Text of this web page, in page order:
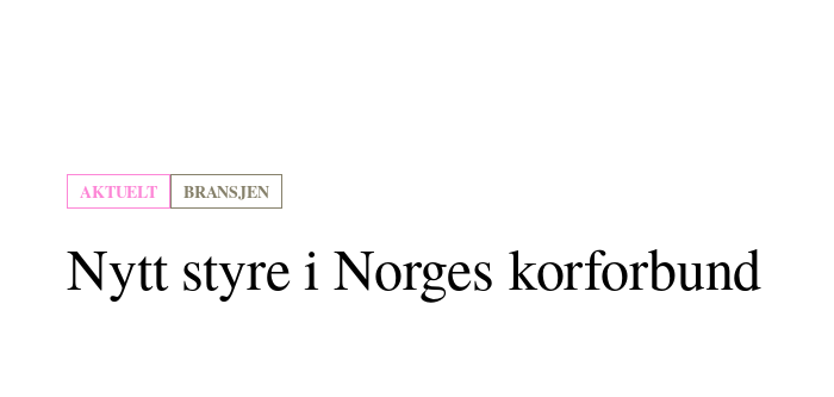
AKTUELT BRANSJEN
Nytt styre i Norges korforbund